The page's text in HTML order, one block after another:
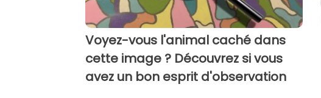
Voyez-vous l'animal caché dans
cette image ? Découvrez si vous
avez un bon esprit d'observation